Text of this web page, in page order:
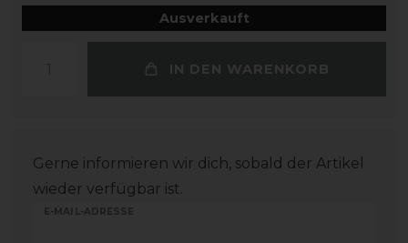
Ausverkauft
IN DEN WARENKORB
Gerne informieren wir dich, sobald der Artikel
wieder verfügbar ist.
E-MAIL-ADRESSE